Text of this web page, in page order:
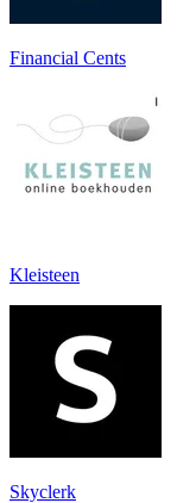
Financial Cents
Kleisteen
Skyclerk